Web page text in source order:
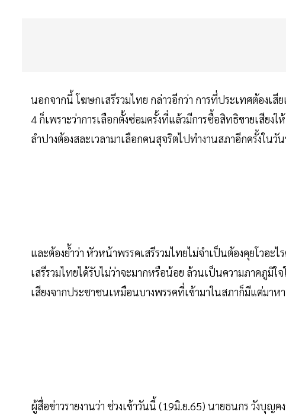
นอกจากนี้ โฆษกเสรีรวมไทย กล่าวอีกว่า การที่ประเทศต้องเ
4 ก็เพราะว่าการเลือกตั้งซ่อมครั้งที่แล้วมีการซื้อสิทธิขายเสีย
ลำปางต้องสละเวลามาเลือกคนสุจริตไปทำงานสภาอีกครั้งในวั
และต้องย้ำว่า หัวหน้าพรรคเสรีรวมไทยไม่จำเป็นต้องคุยโวอ
เสรีรวมไทยได้รับไม่ว่าจะมากหรือน้อย ล้วนเป็นความภาคภู
เสียงจากประชาชนเหมือนบางพรรคที่เข้ามาในสภาก็มีแต่มาห
ผู้สื่อข่าวรายงานว่า ช่วงเข้าวันนี้ (19มิ.ย.65) นายธนกร วังบุ